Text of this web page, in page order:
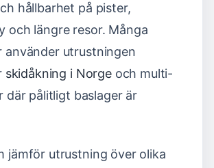
hållbarhet på pister,
och längre resor. Många
använder utrustningen
skidåkning i Norgeoch multi-
där pålitligt baslager är
jämför utrustning över olika